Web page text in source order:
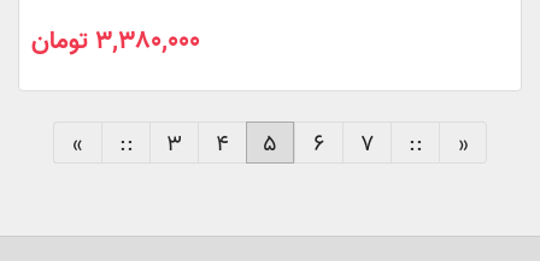
3,380,000 تومان
« :: 3 4 5 6 7 :: »